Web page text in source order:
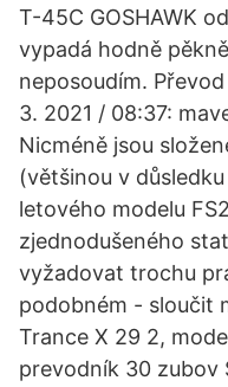
T-45C GOSHAWK
vypadá hodně
neposoudím. Převod
3. 2021 / 08:37:
Nicméně jsou
(většinou v
letového modelu
zjednodušeného
vyžadovat trochu
podobném - sloučit
Trance X 29 2,
prevodník 30 zubov